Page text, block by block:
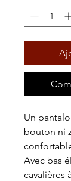
Un
bouton ni
Avec bas
cavalières